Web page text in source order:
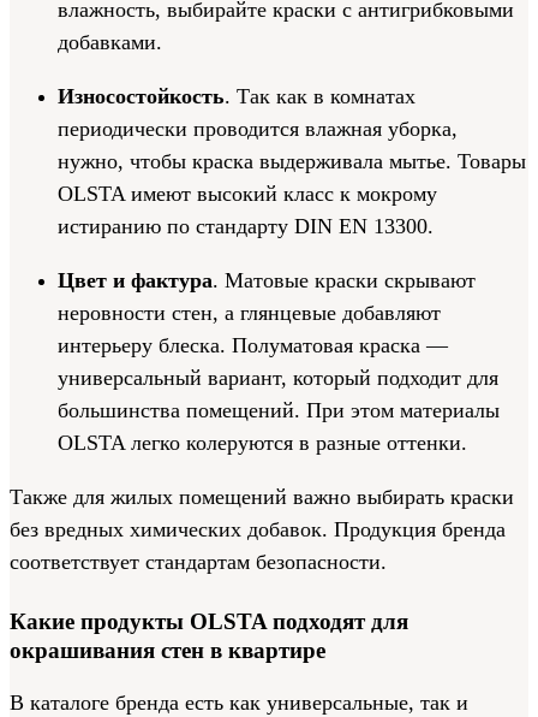
влажность, выбирайте краски с антигрибковыми
добавками.
Износостойкость. Так как в комнатах
периодически проводится влажная уборка,
нужно, чтобы краска выдерживала мытье. Товары
OLSTA имеют высокий класс к мокрому
истиранию по стандарту DIN EN 13300.
Цвет и фактура. Матовые краски скрывают
неровности стен, а глянцевые добавляют
интерьеру блеска. Полуматовая краска —
универсальный вариант, который подходит для
большинства помещений. При этом материалы
OLSTA легко колеруются в разные оттенки.
Также для жилых помещений важно выбирать краски
без вредных химических добавок. Продукция бренда
соответствует стандартам безопасности.
Какие продукты OLSTA подходят для
окрашивания стен в квартире
В каталоге бренда есть как универсальные, так и